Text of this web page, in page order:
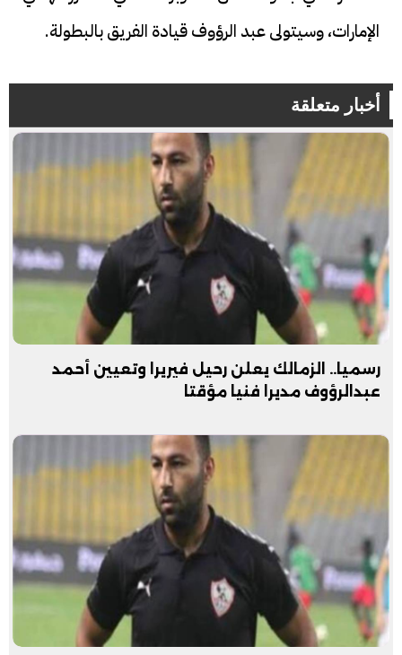
الإمارات، وسيتولى عبد الرؤوف قيادة الفريق بالبطولة.
أخبار متعلقة
رسميا.. الزمالك يعلن رحيل فيريرا وتعيين أحمد
عبدالرؤوف مديرا فنيا مؤقتا